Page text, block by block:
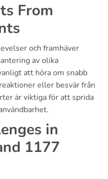
From
och framhäver
av olika
att höra om snabb
eller besvär från
är viktiga för att sprida
in
1177